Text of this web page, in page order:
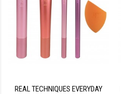
REAL TECHNIQUES EVERYDAY